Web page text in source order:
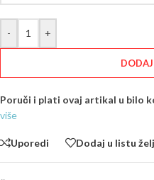
- +
Poruči i plati ovaj artikal u bilo
više
Uporedi Dodaj u listu